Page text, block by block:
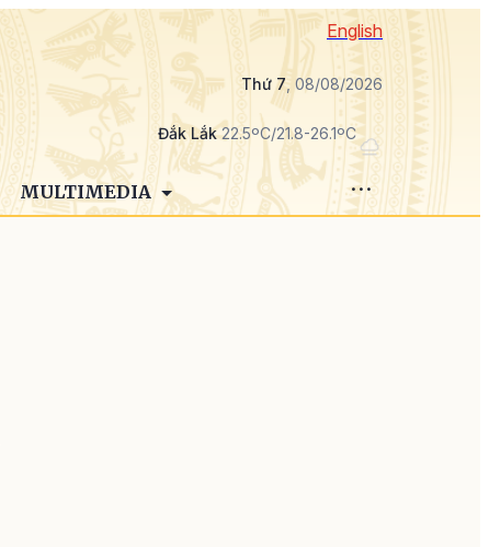
English
Thứ 7, 08/08/2026
Đắk Lắk22.5ºC/21.8-26.1ºC
MULTIMEDIA